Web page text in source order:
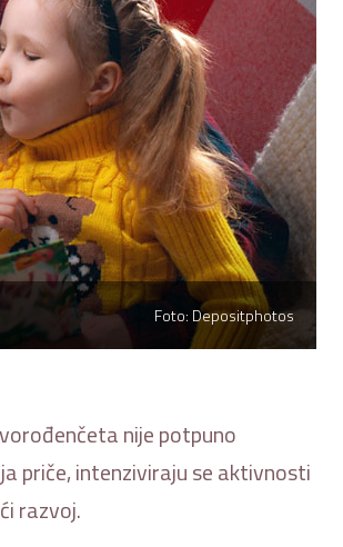
Foto: Depositphotos
nije potpuno
priče, intenziviraju se aktivnosti
razvoj.